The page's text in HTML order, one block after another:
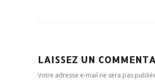
LAISSEZ UN
Votre adresse e-mail ne sera pas